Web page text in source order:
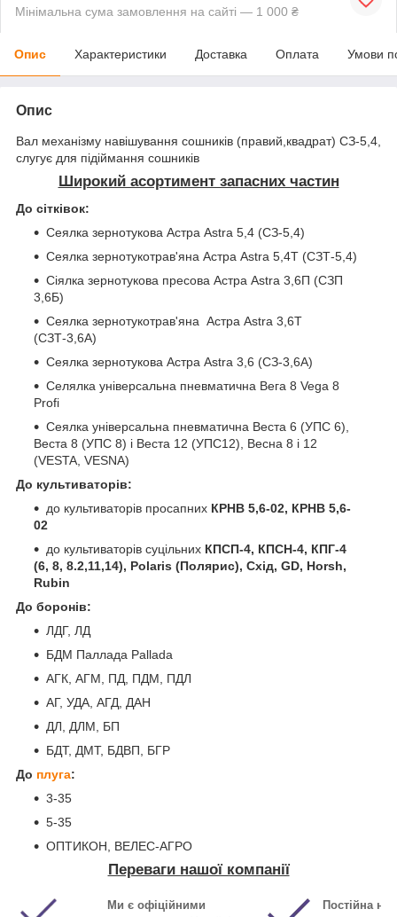
Мінімальна сума замовлення на сайті — 1 000 ₴
Опис Характеристики Доставка Оплата Умови
Опис
Вал механізму навішування сошників (правий,квадрат) СЗ-5,4,
слугує для підіймання сошників
Широкий асортимент запасних частин
До сітківок:
Сеялка зернотукова Астра Astra 5,4 (СЗ-5,4)
Сеялка зернотукотрав'яна Астра Astra 5,4Т (СЗТ-5,4)
Сіялка зернотукова пресова Астра Astra 3,6П (СЗП
3,6Б)
Сеялка зернотукотрав'яна Астра Astra 3,6Т
(СЗТ-3,6А)
Сеялка зернотукова Астра Astra 3,6 (СЗ-3,6А)
Селялка універсальна пневматична Вега 8 Vega 8
Profi
Сеялка універсальна пневматична Веста 6 (УПС 6),
Веста 8 (УПС 8) і Веста 12 (УПС12), Весна 8 і 12
(VESTA, VESNA)
До культиваторів:
до культиваторів просапних КРНВ 5,6-02, КРНВ 5,6-
02
до культиваторів суцільних КПСП-4, КПСН-4, КПГ-4
(6, 8, 8.2,11,14), Polaris (Полярис), Схід, GD, Horsh,
Rubin
До боронів:
ЛДГ, ЛД
БДМ Паллада Pallada
АГК, АГМ, ПД, ПДМ, ПДЛ
АГ, УДА, АГД, ДАН
ДЛ, ДЛМ, БП
БДТ, ДМТ, БДВП, БГР
До плуга:
3-35
5-35
ОПТИКОН, ВЕЛЕС-АГРО
Переваги нашої компанії
Ми є офіційними
Постійна